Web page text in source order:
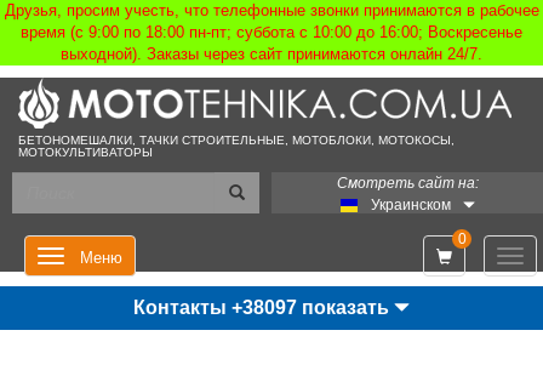
Друзья, просим учесть, что телефонные звонки принимаются в рабочее
время (с 9:00 по 18:00 пн-пт; суббота с 10:00 до 16:00; Воскресенье
выходной). Заказы через сайт принимаются онлайн 24/7.
БЕТОНОМЕШАЛКИ, ТАЧКИ СТРОИТЕЛЬНЫЕ, МОТОБЛОКИ, МОТОКОСЫ,
МОТОКУЛЬТИВАТОРЫ
Смотреть сайт на:
Украинском
Меню
0
Контакты +38097 показать